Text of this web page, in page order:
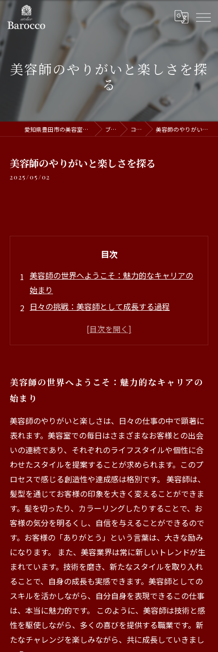
美容師のやりがいと楽しさを探
る
愛知県豊田市の美容室ならatelier Barocco ブログ コラム 美容師のやりがいと楽しさを探る
美容師のやりがいと楽しさを探る
2025/05/02
目次
美容師の世界へようこそ：魅力的なキャリアの
始まり
日々の挑戦：美容師として成長する過程
お客様との絆：美容師のやりがいを感じる瞬間
未来への展望：美容師としての新たな挑戦と夢
美容師の世界へようこそ：魅力的なキャリアの
始まり
美容師のやりがいと楽しさは、日々の仕事の中で顕著に
表れます。美容室での毎日はさまざまなお客様との出会
いの連続であり、それぞれのライフスタイルや個性に合
わせたスタイルを提案することが求められます。このプ
ロセスで感じる創造性や達成感は格別です。 美容師は、
髪型を通じてお客様の印象を大きく変えることができま
す。髪を切ったり、カラーリングしたりすることで、お
客様の気分を明るくし、自信を与えることができるので
す。お客様の「ありがとう」という言葉は、大きな励み
になります。 また、美容業界は常に新しいトレンドが生
まれています。技術を磨き、新たなスタイルを取り入れ
ることで、自身の成長も実感できます。美容師としての
スキルを活かしながら、自分自身を表現できるこの仕事
は、本当に魅力的です。 このように、美容師は技術と感
性を駆使しながら、多くの喜びを提供する職業です。新
たなチャレンジを楽しみながら、共に成長していきまし